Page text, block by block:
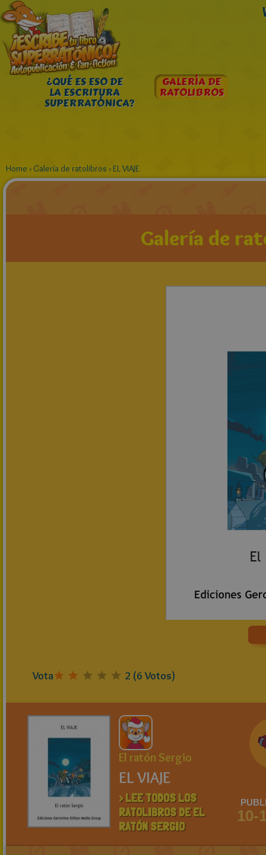
¿QUÉ ES ESO DE
LA ESCRITURA
SUPERRATÓNICA?
GALERÍA DE
RATOLIBROS
Home › Galería de ratolibros ›EL VIAJE
Galería de
Vota 2 (6Votos)
El ratón Sergio
EL VIAJE
> LEE TODOS LOS
RATOLIBROS DE EL
RATÓN SERGIO
10-